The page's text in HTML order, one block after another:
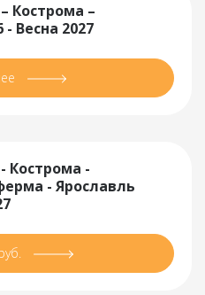
Кострома –
Весна 2027
Кострома -
- Ярославль